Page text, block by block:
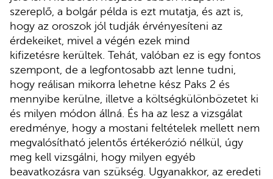
szereplő, a bolgár példa is ezt mutatja, és azt is,
hogy az oroszok jól tudják érvényesíteni az
érdekeiket, mivel a végén ezek mind
kifizetésre kerültek. Tehát, valóban ez is egy fontos
szempont, de a legfontosabb azt lenne tudni,
hogy reálisan mikorra lehetne kész Paks 2 és
mennyibe kerülne, illetve a költségkülönbözetet ki
és milyen módon állná. És ha az lesz a vizsgálat
eredménye, hogy a mostani feltételek mellett nem
megvalósítható jelentős értékerózió nélkül, úgy
meg kell vizsgálni, hogy milyen egyéb
beavatkozásra van szükség. Ugyanakkor, az eredeti